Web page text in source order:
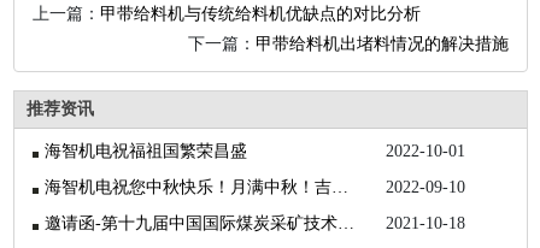
上一篇： 甲带给料机与传统给料机优缺点的对比分析
下一篇： 甲带给料机出堵料情况的解决措施
推荐资讯
海智机电祝福祖国繁荣昌盛
2022-10-01
海智机电祝您中秋快乐！月满中秋！吉祥如意！
2022-09-10
邀请函-第十九届中国国际煤炭采矿技术交流及设备展览会
2021-10-18